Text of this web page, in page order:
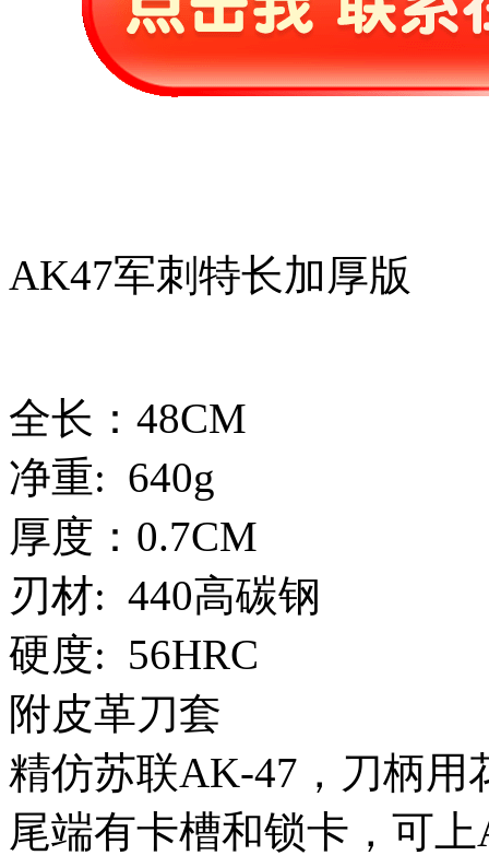
AK47军刺特长加厚版
全长：48CM
净重: 640g
厚度：0.7CM
刃材: 440高碳钢
硬度: 56HRC
附皮革刀套
精仿苏联AK-47，刀柄用
尾端有卡槽和锁卡，可